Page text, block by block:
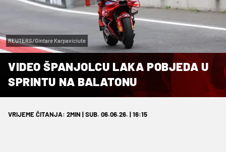
REUTERS/Gintare Karpaviciute
VIDEO ŠPANJOLCU LAKA POBJEDA U
SPRINTU NA BALATONU
VRIJEME ČITANJA: 2MIN | SUB. 06.06.26. | 16:15